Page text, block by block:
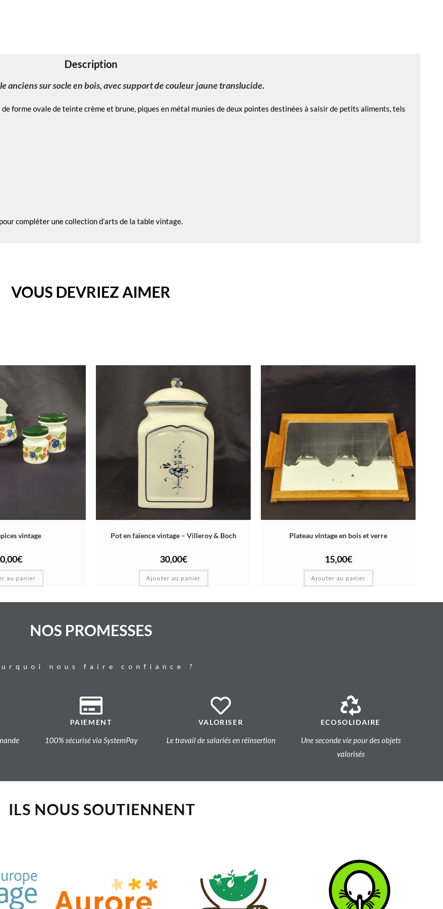
Description
anciens sur socle en bois, avec support de couleur jaune translucide.
forme ovale de teinte crème et brune, piques en métal munies de deux pointes destinées à saisir de petits aliments, tels
compléter une collection d’arts de la table vintage.
VOUS DEVRIEZ AIMER
vintage
€
au panier
Pot en faïence vintage – Villeroy & Boch
30,00€
Ajouter au panier
Plateau vintage en bois et verre
15,00€
Ajouter au panier
NOS PROMESSES
nous faire confiance ?
PAIEMENT
100% sécurisé via SystemPay
VALORISER
Le travail de salariés en réinsertion
ECOSOLIDAIRE
Une seconde vie pour des objets
valorisés
ILS NOUS SOUTIENNENT